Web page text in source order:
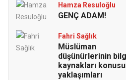
Hamza Resuloğlu
GENÇ ADAM!
Fahri Sağlık
Müslüman
düşünürlerinin
kaynakları
yaklaşımları